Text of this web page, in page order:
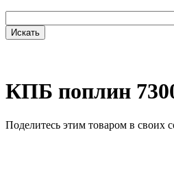
КПБ поплин
Поделитесь этим товаром в своих